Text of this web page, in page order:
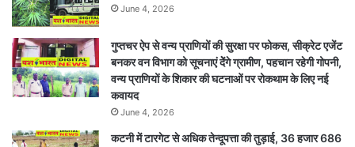
June 4, 2026
गुप्तचर ऐप से वन्य प्राणियों की सुरक्षा पर फोकस, सीक्रेट एजेंट
बनकर वन विभाग को सूचनाएं देेंगे ग्रामीण, पहचान रहेगी गोपनी,
वन्य प्राणियों के शिकार की घटनाओं पर रोकथाम के लिए नई
कवायद
June 4, 2026
कटनी में टारगेट से अधिक तेन्दूपत्ता की तुड़ाई, 36 हजार 686